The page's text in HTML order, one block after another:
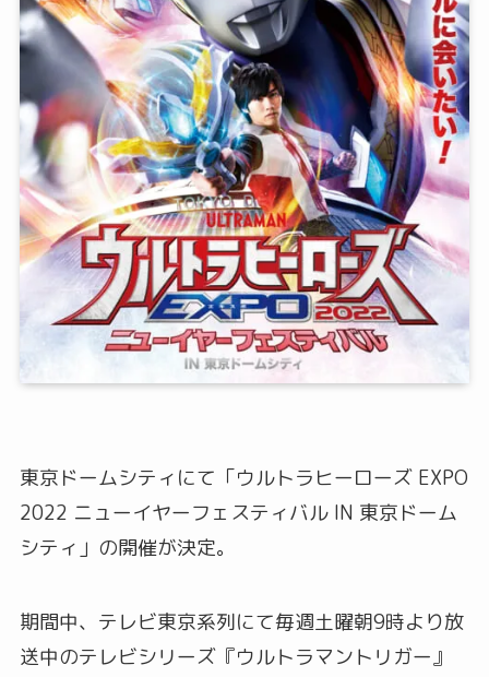
東京ドームシティにて「ウルトラヒーローズ EXPO
2022 ニューイヤーフェスティバル IN 東京ドーム
シティ」の開催が決定。
期間中、テレビ東京系列にて毎週土曜朝9時より放
送中のテレビシリーズ『ウルトラマントリガー』